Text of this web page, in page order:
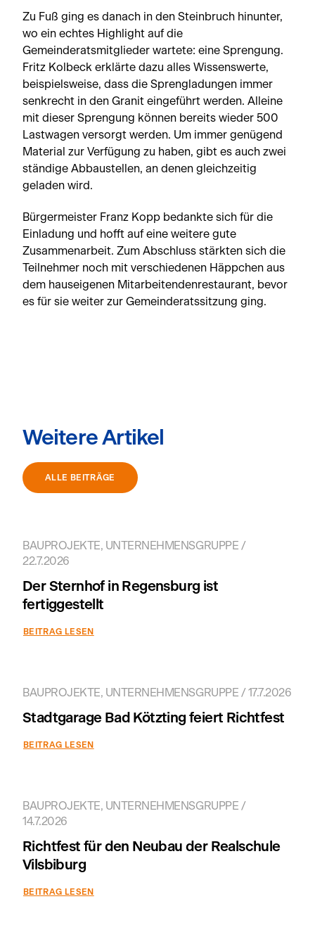
Zu Fuß ging es danach in den Steinbruch hinunter,
wo ein echtes Highlight auf die
Gemeinderatsmitglieder wartete: eine Sprengung.
Fritz Kolbeck erklärte dazu alles Wissenswerte,
beispielsweise, dass die Sprengladungen immer
senkrecht in den Granit eingeführt werden. Alleine
mit dieser Sprengung können bereits wieder 500
Lastwagen versorgt werden. Um immer genügend
Material zur Verfügung zu haben, gibt es auch zwei
ständige Abbaustellen, an denen gleichzeitig
geladen wird.
Bürgermeister Franz Kopp bedankte sich für die
Einladung und hofft auf eine weitere gute
Zusammenarbeit. Zum Abschluss stärkten sich die
Teilnehmer noch mit verschiedenen Häppchen aus
dem hauseigenen Mitarbeitendenrestaurant, bevor
es für sie weiter zur Gemeinderatssitzung ging.
Weitere Artikel
ALLE BEITRÄGE
BAUPROJEKTE, UNTERNEHMENSGRUPPE /
22.7.2026
Der Sternhof in Regensburg ist
fertiggestellt
BEITRAG LESEN
BAUPROJEKTE, UNTERNEHMENSGRUPPE / 17.7.2026
Stadtgarage Bad Kötzting feiert Richtfest
BEITRAG LESEN
BAUPROJEKTE, UNTERNEHMENSGRUPPE /
14.7.2026
Richtfest für den Neubau der Realschule
Vilsbiburg
BEITRAG LESEN